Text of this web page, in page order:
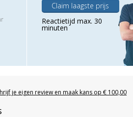
Claim laagste prijs
Reactietijd max. 30
minuten
je eigen review en maak kans op € 100,00